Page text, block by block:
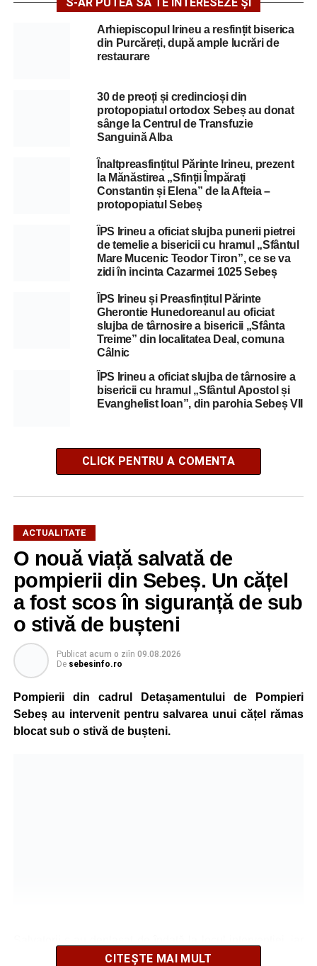
Arhiepiscopul Irineu a resfințit biserica
din Purcăreți, după ample lucrări de
restaurare
30 de preoți și credincioși din
protopopiatul ortodox Sebeș au donat
sânge la Centrul de Transfuzie
Sanguină Alba
Înaltpreasfințitul Părinte Irineu, prezent
la Mănăstirea „Sfinții Împărați
Constantin și Elena” de la Afteia –
protopopiatul Sebeș
ÎPS Irineu a oficiat slujba punerii pietrei
de temelie a bisericii cu hramul „Sfântul
Mare Mucenic Teodor Tiron”, ce se va
zidi în incinta Cazarmei 1025 Sebeș
ÎPS Irineu și Preasfințitul Părinte
Gherontie Hunedoreanul au oficiat
slujba de târnosire a bisericii „Sfânta
Treime” din localitatea Deal, comuna
Câlnic
ÎPS Irineu a oficiat slujba de târnosire a
bisericii cu hramul „Sfântul Apostol și
Evanghelist Ioan”, din parohia Sebeș VII
CLICK PENTRU A COMENTA
ACTUALITATE
O nouă viață salvată de
pompierii din Sebeș. Un cățel
a fost scos în siguranță de sub
o stivă de bușteni
Publicat acum o ziîn 09.08.2026
De sebesinfo.ro
Pompierii din cadrul Detașamentului de Pompieri
Sebeș au intervenit pentru salvarea unui cățel rămas
blocat sub o stivă de bușteni.
după o operațiune de scurtă durată au reușit să extragă
CITEȘTE MAI MULT